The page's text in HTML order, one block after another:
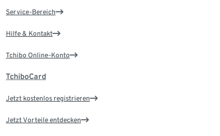
Service-Bereich
Hilfe & Kontakt
Tchibo Online-Konto
TchiboCard
Jetzt kostenlos registrieren
Jetzt Vorteile entdecken